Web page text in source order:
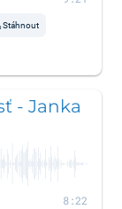
Stáhnout
- Janka
8:22